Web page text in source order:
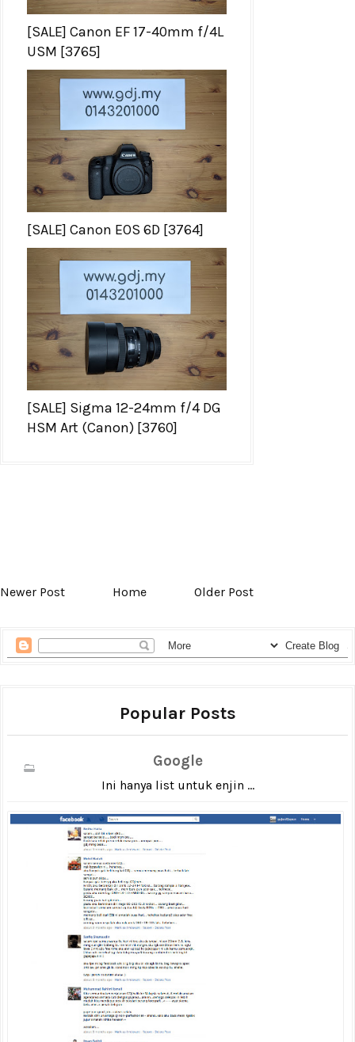
[SALE] Canon EF 17-40mm f/4L
USM [3765]
[SALE] Canon EOS 6D [3764]
[SALE] Sigma 12-24mm f/4 DG
HSM Art (Canon) [3760]
Newer Post Home Older Post
Popular Posts
Google
Ini hanya list untuk enjin ...